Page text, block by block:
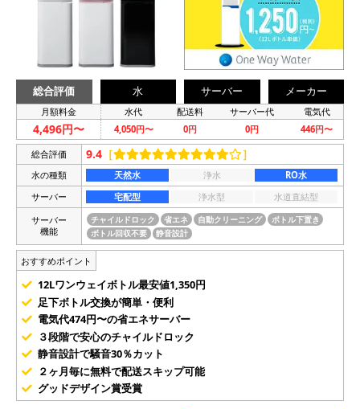
総合評価 水 サーバー メーカー
月額料金 水代 配送料 サーバー代 電気代
4,496円〜 4,050円〜 0円 0円 446円〜
総合評価 9.4 ［ ］
水の種類 天然水 浄水
RO水
サーバー
宅配型 浄水型
水道直結型
サーバー
機能
チャイルドロック 省エネ 自動クリーニング
ボトル下置き
ボトル回収不要
静音設計
おすすめポイント
12Lワンウェイボトル最安値1,350円
足下ボトル交換が簡単・便利
電気代474円〜の省エネサーバー
３段階で安心のチャイルドロック
静音設計で騒音30％カット
２ヶ月毎に無料で配送スキップ可能
グッドデザイン賞受賞